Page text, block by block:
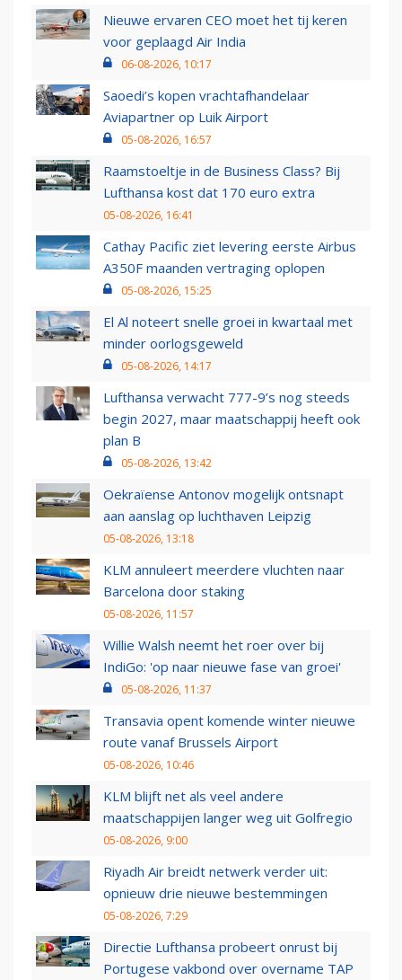
Nieuwe ervaren CEO moet het tij keren
voor geplaagd Air India
06-08-2026, 10:17
Saoedi’s kopen vrachtafhandelaar
Aviapartner op Luik Airport
05-08-2026, 16:57
Raamstoeltje in de Business Class? Bij
Lufthansa kost dat 170 euro extra
05-08-2026, 16:41
Cathay Pacific ziet levering eerste Airbus
A350F maanden vertraging oplopen
05-08-2026, 15:25
El Al noteert snelle groei in kwartaal met
minder oorlogsgeweld
05-08-2026, 14:17
Lufthansa verwacht 777-9’s nog steeds
begin 2027, maar maatschappij heeft ook
plan B
05-08-2026, 13:42
Oekraïense Antonov mogelijk ontsnapt
aan aanslag op luchthaven Leipzig
05-08-2026, 13:18
KLM annuleert meerdere vluchten naar
Barcelona door staking
05-08-2026, 11:57
Willie Walsh neemt het roer over bij
IndiGo: 'op naar nieuwe fase van groei'
05-08-2026, 11:37
Transavia opent komende winter nieuwe
route vanaf Brussels Airport
05-08-2026, 10:46
KLM blijft net als veel andere
maatschappijen langer weg uit Golfregio
05-08-2026, 9:00
Riyadh Air breidt netwerk verder uit:
opnieuw drie nieuwe bestemmingen
05-08-2026, 7:29
Directie Lufthansa probeert onrust bij
Portugese vakbond over overname TAP